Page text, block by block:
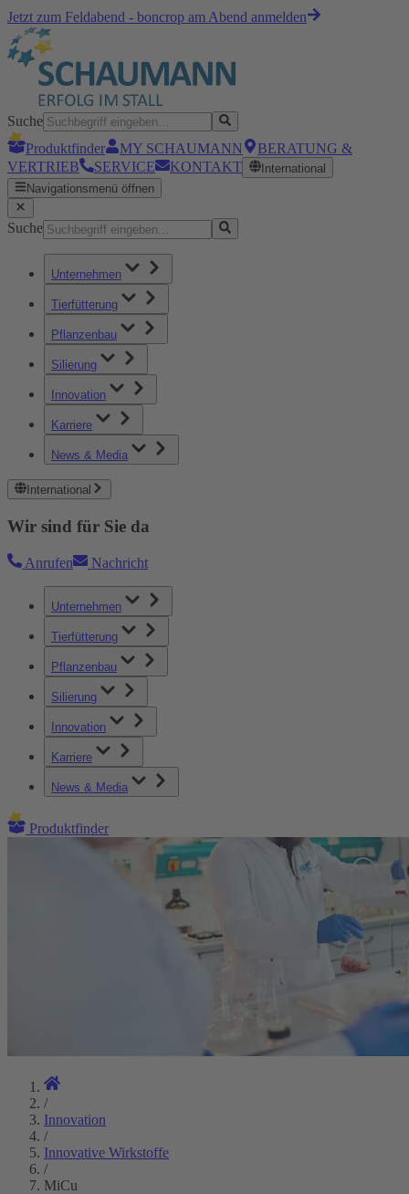
Jetzt zum Feldabend - boncrop am Abend anmelden
Suche
Produktfinder
MY SCHAUMANN
BERATUNG &
VERTRIEB
SERVICE KONTAKT
International
Navigationsmenü öffnen
Suche
Unternehmen
Tierfütterung
Pflanzenbau
Silierung
Innovation
Karriere
News & Media
International
Wir sind für Sie da
Anrufen Nachricht
Unternehmen
Tierfütterung
Pflanzenbau
Silierung
Innovation
Karriere
News & Media
Produktfinder
/
Innovation
/
Innovative Wirkstoffe
/
MiCu